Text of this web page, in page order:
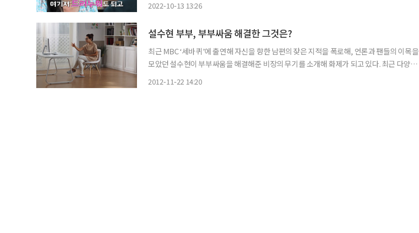
2022-10-13 13:26
설수현 부부, 부부싸움 해결한 그것은?
최근 MBC ‘세바퀴’에 출연해 자신을 향한 남편의 잦은 지적을 폭로해, 언론과 팬들의 이목을
모았던 설수현이 부부싸움을 해결해준 비장의 무기를 소개해 화제가 되고 있다. 최근 다양한
2012-11-22 14:20